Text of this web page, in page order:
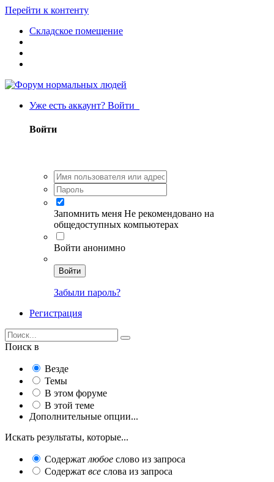
Перейти к контенту
Складское помещение
Уже есть аккаунт? Войти
Войти
Запомнить меня Не рекомендовано на
общедоступных компьютерах
Войти анонимно
Войти
Забыли пароль?
Регистрация
Поиск в
Везде
Темы
В этом форуме
В этой теме
Дополнительные опции...
Искать результаты, которые...
Содержат любое слово из запроса
Содержат все слова из запроса